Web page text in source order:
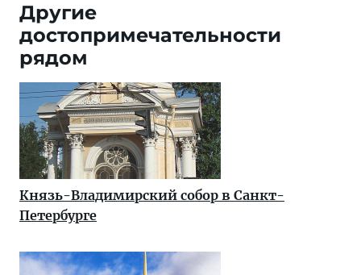
Другие
достопримечательности
рядом
Князь-Владимирский собор в Санкт-
Петербурге